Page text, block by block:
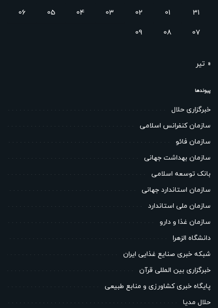
31
01
02
03
04
05
06
07
08
09
« تیر
پیوندها
خبرگزاری حلال
سازمان کنفرانس اسلامی
سازمان فائو
سازمان بهداشت جهانی
بانک توسعه اسلامی
سازمان استاندارد جهانی
سازمان ملی استاندارد
سازمان غذا و دارو
دانشگاه الزهرا
شبکه خبری صنایع غذایی ایران
خبرگزاری بین المللی قرآن
پایگاه خبری کشاورزی و منابع طبیعی
حلال مدیا